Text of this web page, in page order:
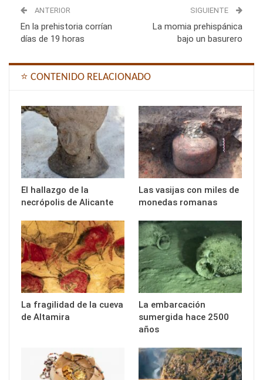
ANTERIOR
En la prehistoria corrían
días de 19 horas
SIGUIENTE
La momia prehispánica
bajo un basurero
⭐ CONTENIDO RELACIONADO
El hallazgo de la
necrópolis de Alicante
Las vasijas con miles de
monedas romanas
La fragilidad de la cueva
de Altamira
La embarcación
sumergida hace 2500
años